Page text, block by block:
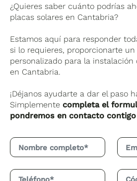
¿Quieres saber cuánto podrías
placas solares en Cantabria?
Estamos aquí para responder
si lo requieres, proporcionarte
personalizado para la instalación
en Cantabria.
¡Déjanos ayudarte a dar el paso
Simplementecompleta el
pondremos en contacto contigo